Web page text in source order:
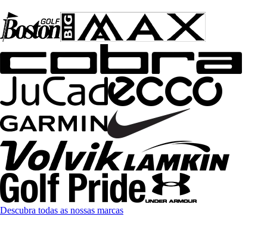
Descubra todas as nossas marcas